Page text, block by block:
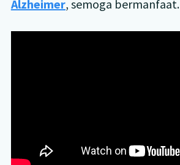
Alzheimer, semoga bermanfaat.